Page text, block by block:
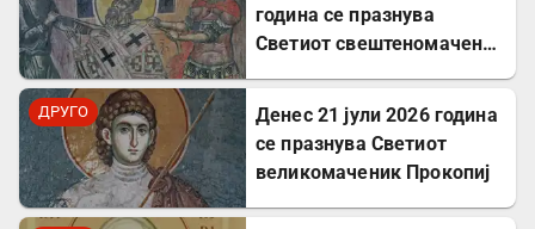
година се празнува
Светиот свештеномаченик
Тавромениски
ДРУГО
Денес 21 јули 2026 година
се празнува Светиот
великомаченик Прокопиј